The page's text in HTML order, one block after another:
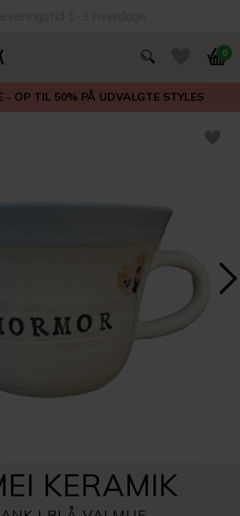
0
- OP TIL 50% PÅ UDVALGTE STYLES
KERAMIK